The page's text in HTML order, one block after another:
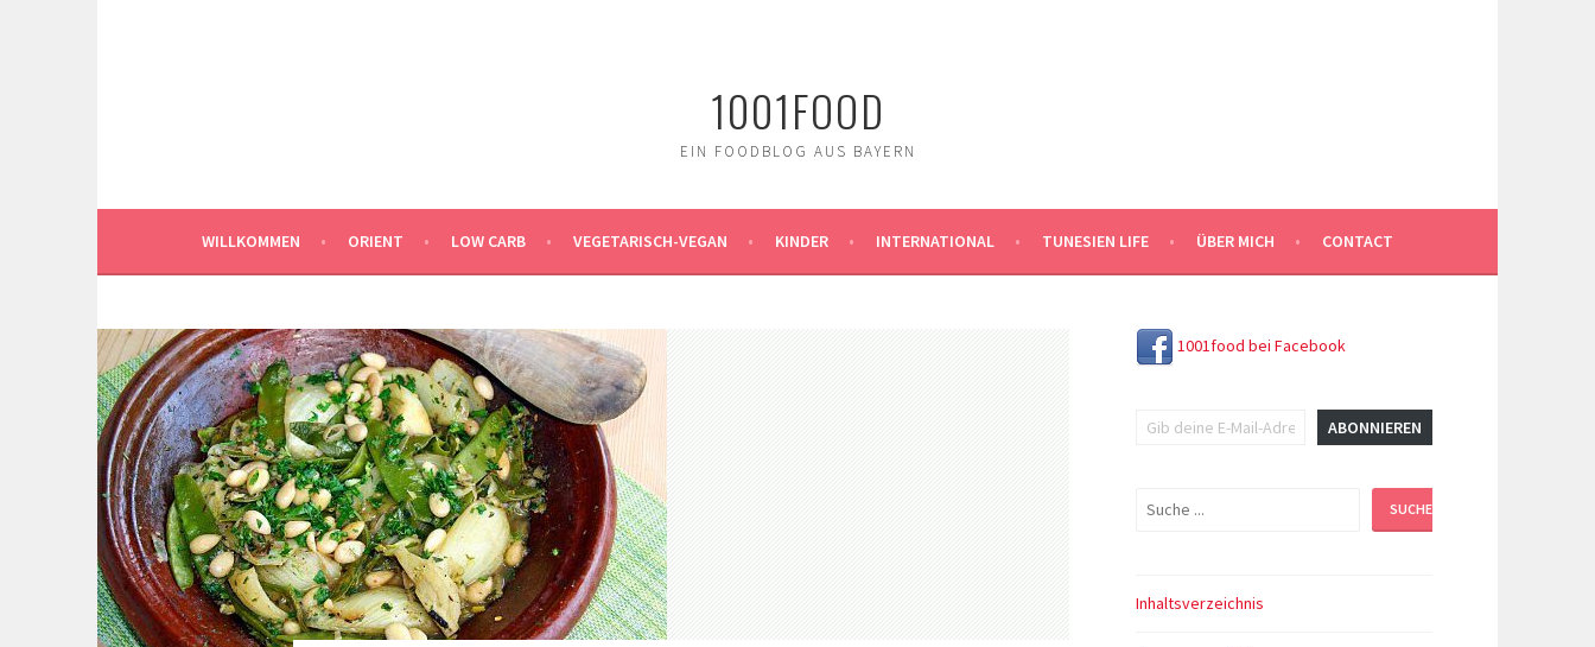
1001FOOD
EIN FOODBLOG AUS BAYERN
WILLKOMMEN ORIENT LOW CARB VEGETARISCH-VEGAN KINDER INTERNATIONAL TUNESIEN LIFE ÜBER MICH CONTACT
1001food bei Facebook
ABONNIEREN
Suchen SUCHEN
Inhaltsverzeichnis